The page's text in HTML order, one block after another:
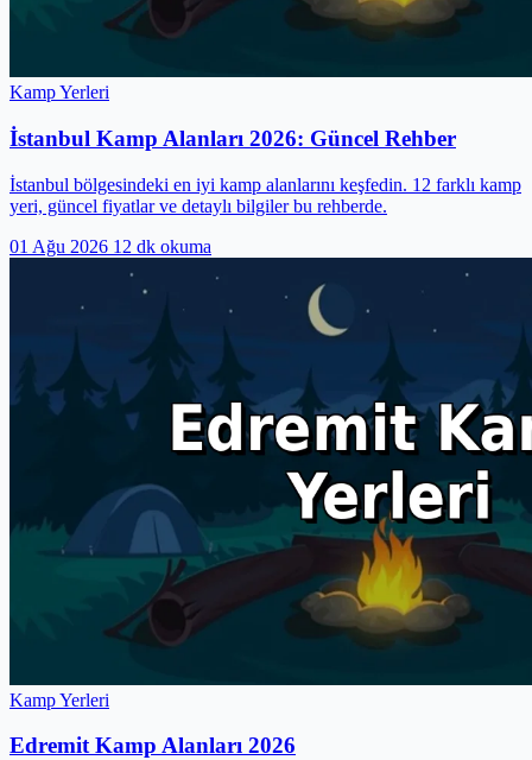
Kamp Yerleri
İstanbul Kamp Alanları 2026: Güncel Rehber
İstanbul bölgesindeki en iyi kamp alanlarını keşfedin. 12 farklı kamp
yeri, güncel fiyatlar ve detaylı bilgiler bu rehberde.
01 Ağu 2026 12 dk okuma
Kamp Yerleri
Edremit Kamp Alanları 2026